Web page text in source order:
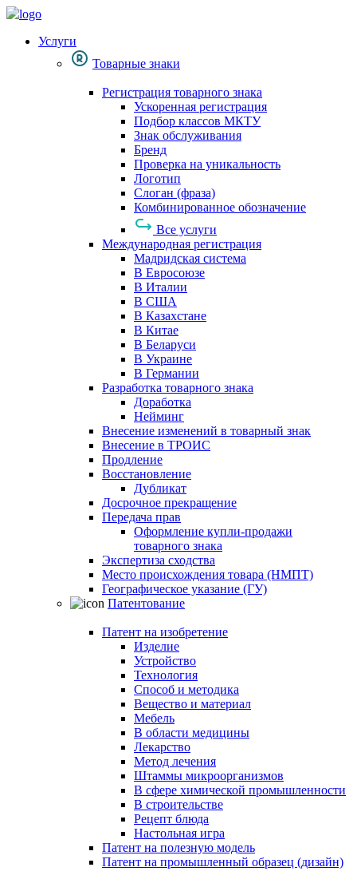
Услуги
Товарные знаки
Регистрация товарного знака
Ускоренная регистрация
Подбор классов МКТУ
Знак обслуживания
Бренд
Проверка на уникальность
Логотип
Слоган (фраза)
Комбинированное обозначение
Все услуги
Международная регистрация
Мадридская система
В Евросоюзе
В Италии
В США
В Казахстане
В Китае
В Беларуси
В Украине
В Германии
Разработка товарного знака
Доработка
Нейминг
Внесение изменений в товарный знак
Внесение в ТРОИС
Продление
Восстановление
Дубликат
Досрочное прекращение
Передача прав
Оформление купли-продажи
товарного знака
Экспертиза сходства
Место происхождения товара (НМПТ)
Географическое указание (ГУ)
Патентование
Патент на изобретение
Изделие
Устройство
Технология
Способ и методика
Вещество и материал
Мебель
В области медицины
Лекарство
Метод лечения
Штаммы микроорганизмов
В сфере химической промышленности
В строительстве
Рецепт блюда
Настольная игра
Патент на полезную модель
Патент на промышленный образец (дизайн)